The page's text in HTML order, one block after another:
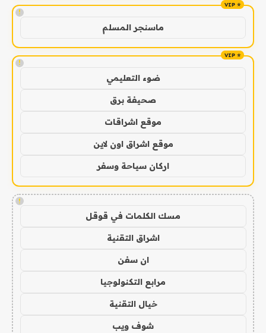
!
ماسنجر المسلم
!
ضوء التعليمي
صحيفة برق
موقع اشراقات
موقع اشراق اون لاين
اركان سياحة وسفر
!
مسك الكلمات في قوقل
اشراق التقنية
ان سفن
مرابع التكنولوجيا
خيال التقنية
شوف ويب